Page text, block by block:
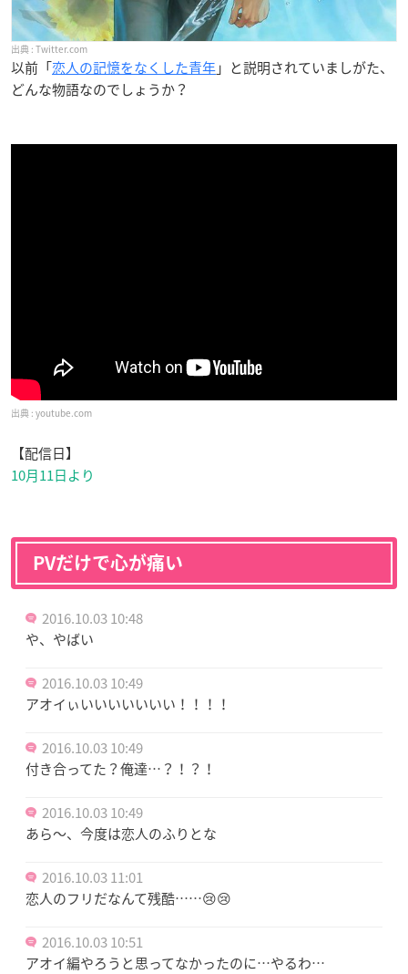
Twitter.com
以前「恋人の記憶をなくした青年」と説明されていましがた、
どんな物語なのでしょうか？
youtube.com
【配信日】
10月11日より
PVだけで心が痛い
2016.10.03 10:48
や、やばい
2016.10.03 10:49
アオイぃいいいいいいい！！！！
2016.10.03 10:49
付き合ってた？俺達…？！？！
2016.10.03 10:49
あら〜、今度は恋人のふりとな
2016.10.03 11:01
恋人のフリだなんて残酷……😢😢
2016.10.03 10:51
アオイ編やろうと思ってなかったのに…やるわ…